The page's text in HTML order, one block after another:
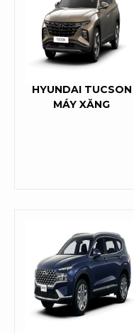
HYUNDAI TUCSON
MÁY XĂNG